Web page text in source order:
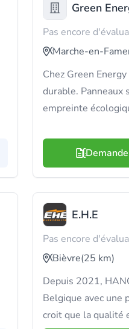
Green
Pas encore
Marche-en-
Chez Green
durable. Panneaux
empreinte
E.H.E
Pas encore
Bièvre(25 km)
Depuis 2021,
Belgique avec une
croit que la qualité